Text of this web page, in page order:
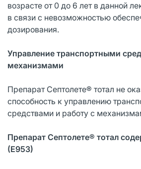
возрасте от 0 до 6 лет в данной
в связи с невозможностью
дозирования.
Управление транспортными
механизмами
Препарат Септолете® тотал не
способность к управлению
средствами и работу с
Препарат Септолете® тотал
(Е953)